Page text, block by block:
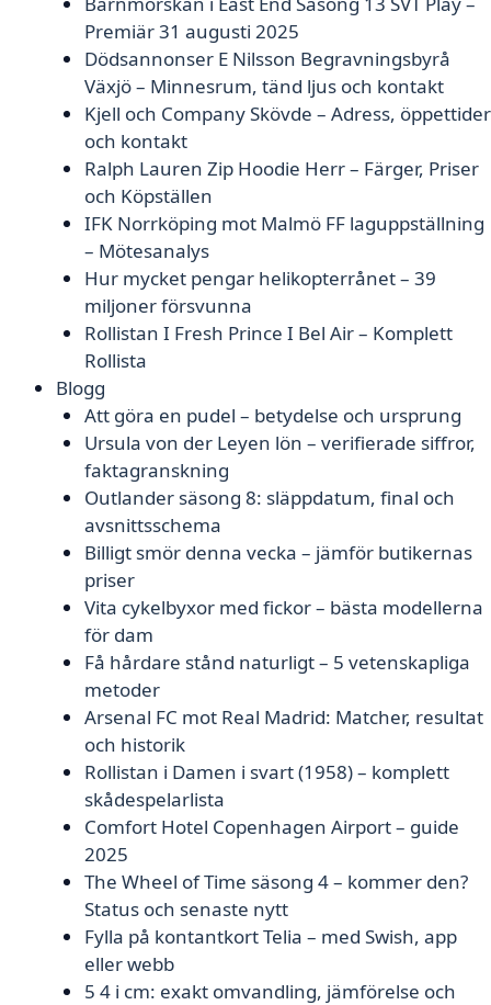
Premiär 31 augusti 2025
Dödsannonser E Nilsson Begravningsbyrå
Växjö – Minnesrum, tänd ljus och kontakt
Kjell och Company Skövde – Adress, öppettider
och kontakt
Ralph Lauren Zip Hoodie Herr – Färger, Priser
och Köpställen
IFK Norrköping mot Malmö FF laguppställning
– Mötesanalys
Hur mycket pengar helikopterrånet – 39
miljoner försvunna
Rollistan I Fresh Prince I Bel Air – Komplett
Rollista
Blogg
Att göra en pudel – betydelse och ursprung
Ursula von der Leyen lön – verifierade siffror,
faktagranskning
Outlander säsong 8: släppdatum, final och
avsnittsschema
Billigt smör denna vecka – jämför butikernas
priser
Vita cykelbyxor med fickor – bästa modellerna
för dam
Få hårdare stånd naturligt – 5 vetenskapliga
metoder
Arsenal FC mot Real Madrid: Matcher, resultat
och historik
Rollistan i Damen i svart (1958) – komplett
skådespelarlista
Comfort Hotel Copenhagen Airport – guide
2025
The Wheel of Time säsong 4 – kommer den?
Status och senaste nytt
Fylla på kontantkort Telia – med Swish, app
eller webb
5 4 i cm: exakt omvandling, jämförelse och